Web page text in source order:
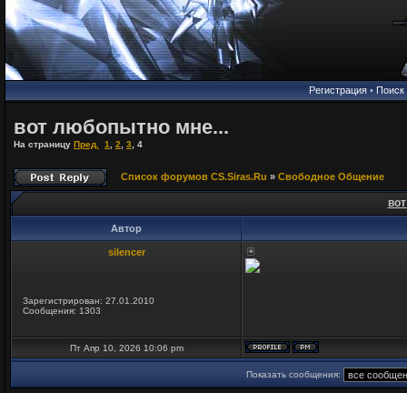
Регистрация• Поиск
вот любопытно мне...
На страницу Пред. 1 2 3 4
Список форумов CS.Siras.Ru » Свободное Общение
Автор
silencer
Зарегистрирован: 27.01.2010
Сообщения: 1303
Пт Апр 10, 2026 10:06 pm
Показать сообщения: